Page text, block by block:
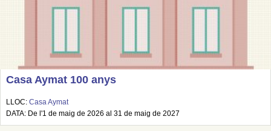
Casa Aymat 100 anys
LLOC: Casa Aymat
DATA: De l'1 de maig de 2026 al 31 de maig de 2027